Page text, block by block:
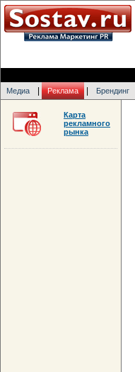
Медиа Реклама Брендинг
Карта
рекламного
рынка